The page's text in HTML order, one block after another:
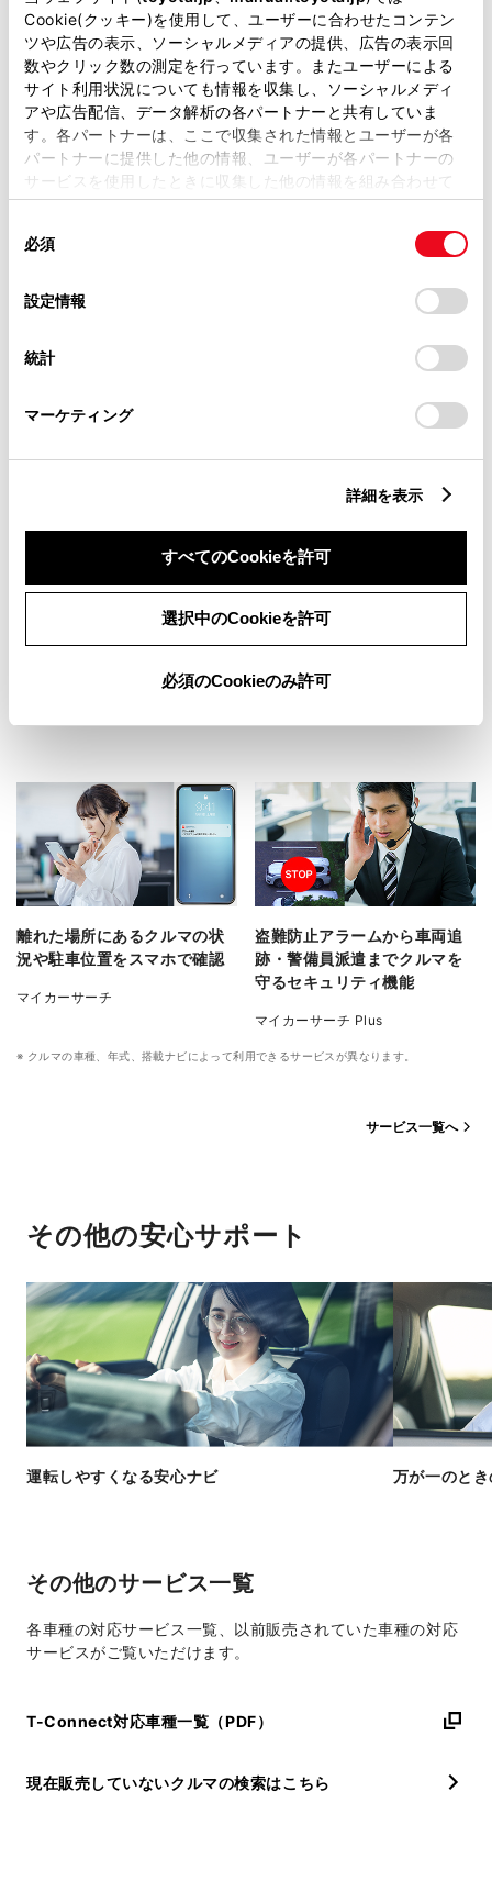
Cookie(クッキー)を使用して、ユーザーに合わせたコンテン
ツや広告の表示、ソーシャルメディアの提供、広告の表示回
数やクリック数の測定を行っています。またユーザーによる
サイト利用状況についても情報を収集し、ソーシャルメディ
アや広告配信、データ解析の各パートナーと共有していま
す。各パートナーは、ここで収集された情報とユーザーが各
パートナーに提供した他の情報、ユーザーが各パートナーの
サービスを使用したときに収集した他の情報を組み合わせて
使用することがあります。当ウェブサイトの使用を続行する
デバイスにすべてのCookie(クッキー)が保存されることに同
意したことになります。Cookie(クッキー)のオプトアウト、
設定の変更、同意を撤回したりするにあたっては、当社の
「Cookie（クッキー）情報の取り扱いについて
」をご覧くだ
必須
設定情報
統計
マーケティング
詳細を表示
すべてのCookieを許可
選択中のCookieを許可
必須のCookieのみ許可
離れていても​クルマの​鍵や​窓
が​開いていないかスマホで​確
認
リモート確認
駐車場で迷った時、スマホで
簡単に駐車位置を確認
カーファインダー
ら​クルマの​始動を​ロックして
マイカー始動ロック
ル発生時にスマホにお知らせ
確認
離れた​場所に​ある​クルマの​状
況や​駐車位置を​スマホで​確認
マイカーサーチ
盗難防止アラームから​車両追
跡・警備員派遣まで​クルマを​
守る​セキュリティ機能
マイカーサーチ Plus
クルマの車種、年式、搭載ナビによって利用できるサービスが異なります。
サービス一覧へ
その他の安心サポート
運転しやすくなる安心ナビ 万が一のと
その他のサービス一覧
各車種の対応サービス一覧、以前販売されていた車種の対応
サービスがご覧いただけます。
T-Connect対応車種一覧（PDF）
現在販売していないクルマの検索はこちら